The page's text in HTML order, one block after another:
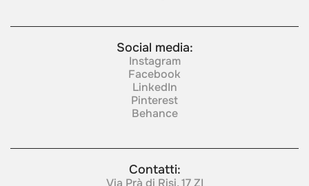
Social media:
Instagram
Facebook
LinkedIn
Pinterest
Behance
Contatti:
Via Prà di Risi, 17 ZI